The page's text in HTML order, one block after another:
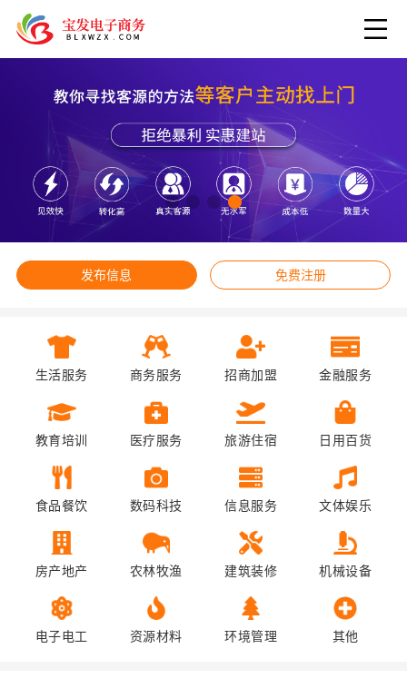
发布信息 免费注册
生活服务 商务服务 招商加盟 金融服务
教育培训 医疗服务 旅游住宿 日用百货
食品餐饮 数码科技 信息服务 文体娱乐
房产地产 农林牧渔 建筑装修 机械设备
电子电工 资源材料 环境管理 其他